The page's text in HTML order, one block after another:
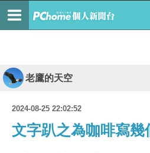
老鷹的天空
2024-08-25 22:02:52
文字趴之為咖啡寫幾